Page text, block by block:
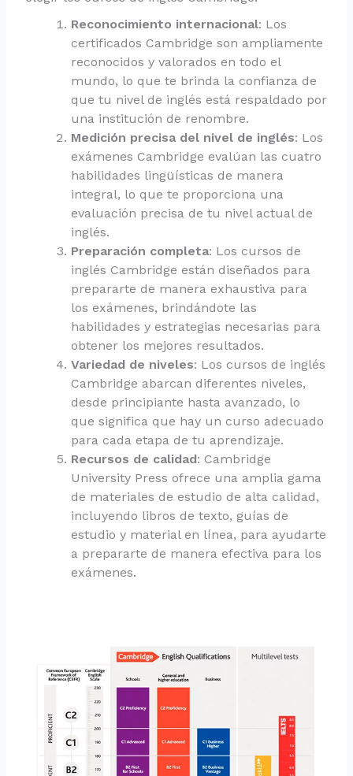
Reconocimiento internacional: Los
certificados Cambridge son ampliamente
reconocidos y valorados en todo el
mundo, lo que te brinda la confianza de
que tu nivel de inglés está respaldado por
una institución de renombre.
Medición precisa del nivel de inglés: Los
exámenes Cambridge evalúan las cuatro
habilidades lingüísticas de manera
integral, lo que te proporciona una
evaluación precisa de tu nivel actual de
inglés.
Preparación completa: Los cursos de
inglés Cambridge están diseñados para
prepararte de manera exhaustiva para
los exámenes, brindándote las
habilidades y estrategias necesarias para
obtener los mejores resultados.
Variedad de niveles: Los cursos de inglés
Cambridge abarcan diferentes niveles,
desde principiante hasta avanzado, lo
que significa que hay un curso adecuado
para cada etapa de tu aprendizaje.
Recursos de calidad: Cambridge
University Press ofrece una amplia gama
de materiales de estudio de alta calidad,
incluyendo libros de texto, guías de
estudio y material en línea, para ayudarte
a prepararte de manera efectiva para los
exámenes.